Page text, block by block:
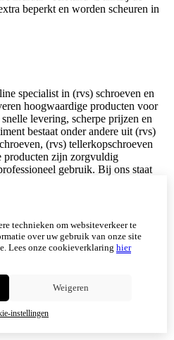
beperkt en worden scheuren in
specialist in (rvs) schroeven en
hoogwaardige producten voor
levering, scherpe prijzen en
bestaat onder andere uit (rvs)
(rvs) tellerkopschroeven
producten zijn zorgvuldig
gebruik. Bij ons staat
Snel geleverd. Eerlijk
KVK: 94053340 Snijderstraat 2a
technieken om websiteverkeer te
over uw gebruik van onze site
Lees onze cookieverklaring hier
Weigeren
instellingen